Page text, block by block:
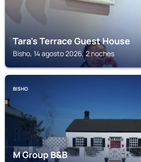
Tara's Terrace Guest House
Bisho, 14 agosto 2026, 2 noches
BISHO
M Group B&B